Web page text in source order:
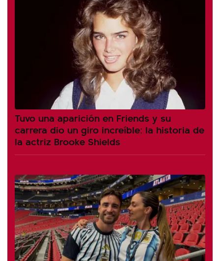
Tuvo una aparición en Friends y su
carrera dio un giro increíble: la historia de
la actriz Brooke Shields